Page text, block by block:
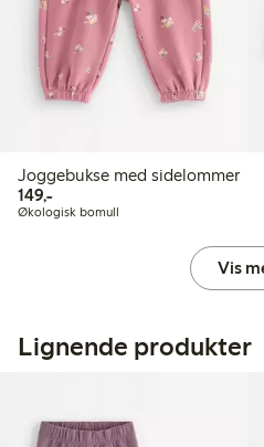
Joggebukse med sidelommer
149,-149,00 kr
Økologisk bomull
Vis
Lignende produkter